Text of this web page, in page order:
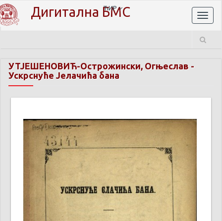
Дигитална БМС
ЋИР
УТЈЕШЕНОВИЋ-Острожински, Огњеслав -
Ускрснуће Јелачића бана